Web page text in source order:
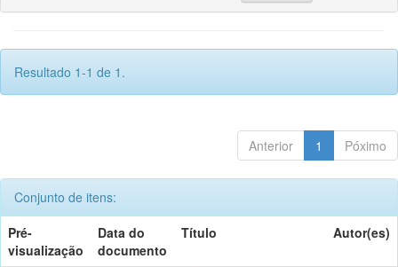
Resultado 1-1 de 1.
Anterior 1 Póximo
Conjunto de itens:
Pré-
visualização
Data do
documento
Título Autor(es)